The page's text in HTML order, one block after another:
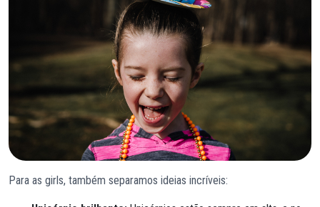
Para as girls, também separamos ideias incríveis: